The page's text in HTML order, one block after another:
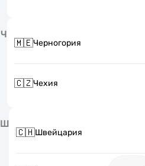
Ч
🇲🇪Черногория
🇨🇿Чехия
Ш
🇨🇭Швейцария